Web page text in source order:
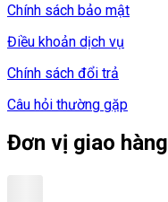
Chính sách bảo mật
Điều khoản dịch vụ
Chính sách đổi trả
Câu hỏi thường gặp
Đơn vị giao hàng